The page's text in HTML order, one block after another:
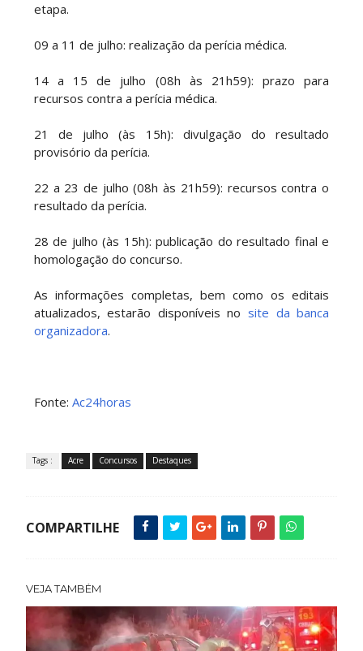
etapa.
09 a 11 de julho: realização da perícia médica.
14 a 15 de julho (08h às 21h59): prazo para
recursos contra a perícia médica.
21 de julho (às 15h): divulgação do resultado
provisório da perícia.
22 a 23 de julho (08h às 21h59): recursos contra o
resultado da perícia.
28 de julho (às 15h): publicação do resultado final e
homologação do concurso.
As informações completas, bem como os editais
atualizados, estarão disponíveis nosite da banca
organizadora.
Fonte: Ac24horas
Tags : Acre Concursos Destaques
COMPARTILHE
VEJA TAMBÉM